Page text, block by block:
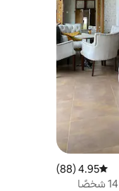
متوسط التقييم 4.95 من 5، 88 مراجعات
4.95 (88)